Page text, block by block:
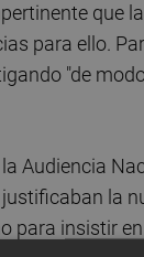
que
para ello.
"de
Audiencia
la
para insistir